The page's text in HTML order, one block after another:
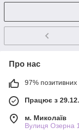
Про нас
97% позитивних
Працює з
м. Миколаїв
Вулиця Озерна